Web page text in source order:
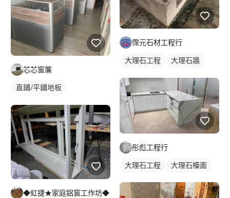
芯芯窗簾
直鋪/平鋪地板
◆虹捷★家庭鋁窗工作坊◆
霈元石材工程行
大理石工程
大理石牆
石材檯面/物件
彤彪工程行
大理石工程 大理石檯面